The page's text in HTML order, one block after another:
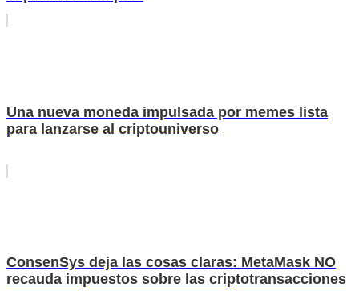
Una nueva moneda impulsada por memes lista
para lanzarse al criptouniverso
ConsenSys deja las cosas claras: MetaMask NO
recauda impuestos sobre las criptotransacciones